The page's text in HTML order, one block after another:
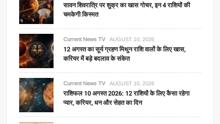
सावन शिवरात्रि पर शुक्र का खास गोचर, इन 4 राशियों की
चमकेगी किस्मत
Current News TV AUGUST 10, 2026
12 अगस्त का सूर्य ग्रहण मिथुन राशि वालों के लिए खास,
करियर में बड़े बदलाव के संकेत
Current News TV AUGUST 10, 2026
राशिफल 10 अगस्त 2026: 12 राशियों के लिए कैसा रहेगा
प्यार, करियर, धन और सेहत का दिन